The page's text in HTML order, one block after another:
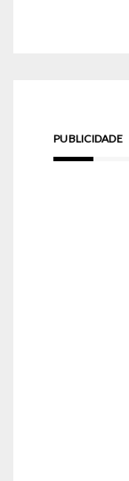
PUBLICIDADE